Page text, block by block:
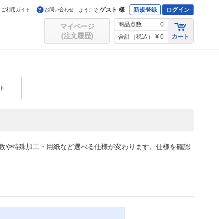
ご利用ガイド お問い合わせ ようこそ ゲスト 様 新規登録 ログイン
マイページ
(注文履歴)
商品点数
0
合計（税込）
¥ 0 カート
特殊加工・用紙など選べる仕様が変わります。仕様を確認